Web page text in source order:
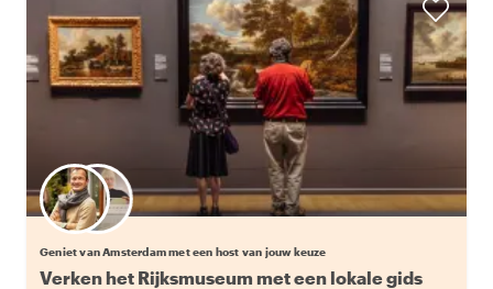
Kies jouw favoriete local
Geniet van Amsterdam met een host van jouw keuze
Verken het Rijksmuseum met een lokale gids